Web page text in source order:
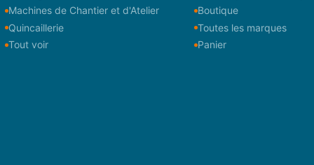
Machines de Chantier et d'Atelier
Quincaillerie
Tout voir
Boutique
Toutes les marques
Panier